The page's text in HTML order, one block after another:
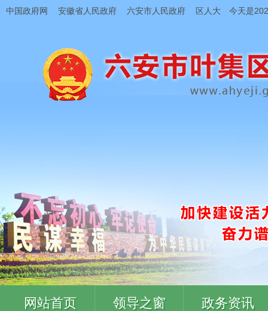
中国政府网 安徽省人民政府 六安市人民政府 区人大 今天是
网站首页 领导之窗 政务资讯